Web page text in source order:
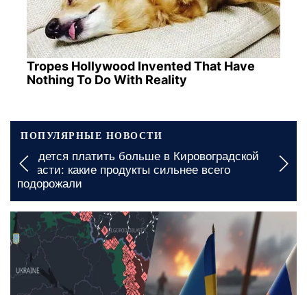
Tropes Hollywood Invented That Have
Nothing To Do With Reality
ПОПУЛЯРНЫЕ НОВОСТИ
Подорожание проезда в Николаевской области:
какие сумме придется заплатить
5 августа, 09:00